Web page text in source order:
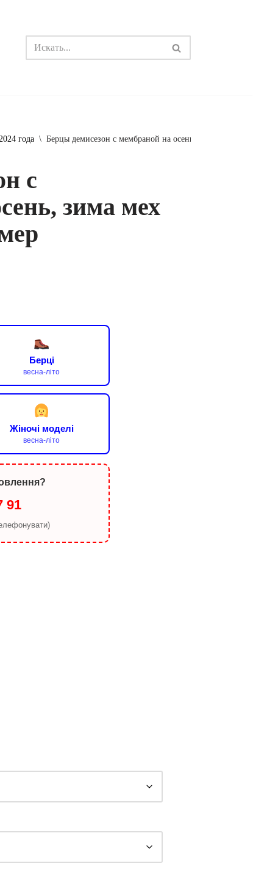
года \ Берцы демисезон с мембраной на осень, зима мех
с
зима мех
Берці
весна-літо
Жіночі моделі
весна-літо
91